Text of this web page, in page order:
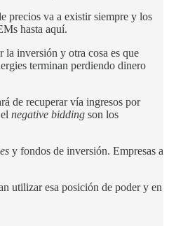
precios va a existir siempre y los
hasta aquí.
la inversión y otra cosa es que
terminan perdiendo dinero
de recuperar vía ingresos por
negative bidding son los
y fondos de inversión. Empresas a
utilizar esa posición de poder y en